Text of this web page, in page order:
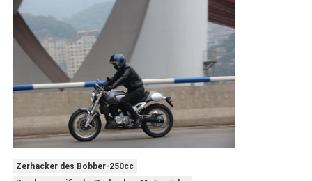
Zerhacker des Bobber-250cc